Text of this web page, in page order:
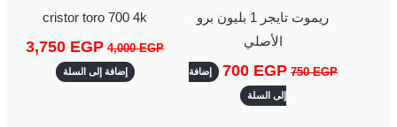
ريموت تايجر 1 بليون برو
الأصلي
750EGP
700 EGP إضافة
إلى السلة
cristor toro 700 4k
4,000EGP
3,750 EGP
إضافة إلى السلة